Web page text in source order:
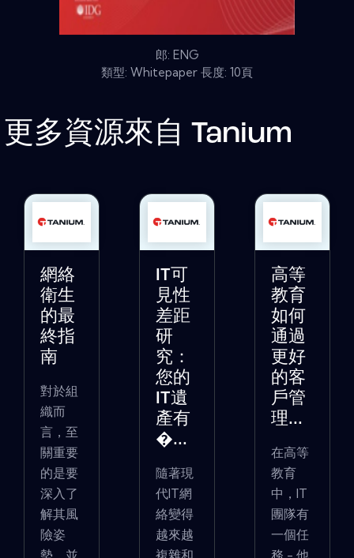
郎: ENG
類型: Whitepaper 長度: 10頁
更多資源來自 Tanium
網絡
衛生
的最
終指
南
對於組
織而
言，至
關重要
的是要
深入了
解其風
險姿
IT可
見性
差距
研
究：
您的
IT遺
產有
�...
隨著現
代IT網
絡變得
越來越
高等
教育
如何
通過
更好
的客
戶管
理...
在高等
教育
中，IT
團隊有
一個任